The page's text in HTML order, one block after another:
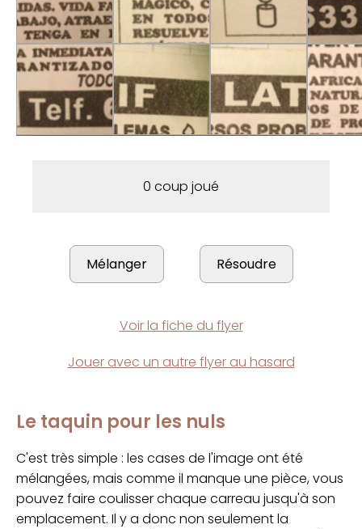
0 coup joué
Voir la fiche du flyer
Jouer avec un autre flyer au hasard
Le taquin pour les nuls
C'est très simple : les cases de l'image ont été
mélangées, mais comme il manque une pièce, vous
pouvez faire coulisser chaque carreau jusqu'à son
emplacement. Il y a donc non seulement la